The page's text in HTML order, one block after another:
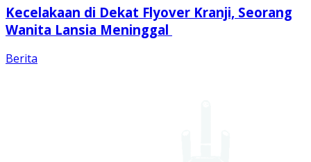
Kecelakaan di Dekat Flyover Kranji, Seorang
Wanita Lansia Meninggal
Berita